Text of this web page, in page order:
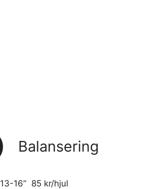
Balansering
13-16” 85 kr/hjul